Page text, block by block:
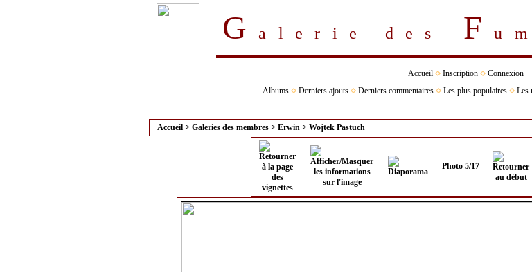
Galerie des F
Accueil Inscription
Connexion
Albums
Derniers ajouts Derniers commentaires Les plus populaires Les
Accueil > Galeries des membres > Erwin > Wojtek Pastuch
Photo 5/17